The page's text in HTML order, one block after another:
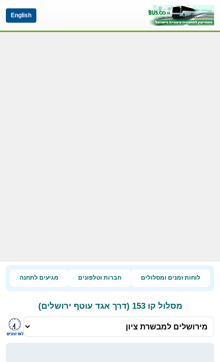
English
לוחות זמנים ומסלולים חברות וטלפונים מגיעים לתחנה
מסלול קו 153 (דרך אגד עוטף ירושלים)